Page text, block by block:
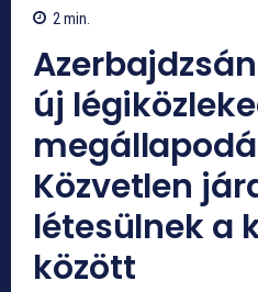
2min.
új
Közvetlen
létesülnek a
között